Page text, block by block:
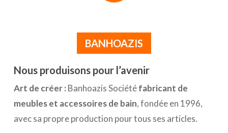
BANHOAZIS
Nous produisons pour l’avenir
Art de créer : Banhoazis Sociétéfabricant de
meubles et accessoires de bain, fondée en 1996,
avec sa propre production pour tous ses articles.